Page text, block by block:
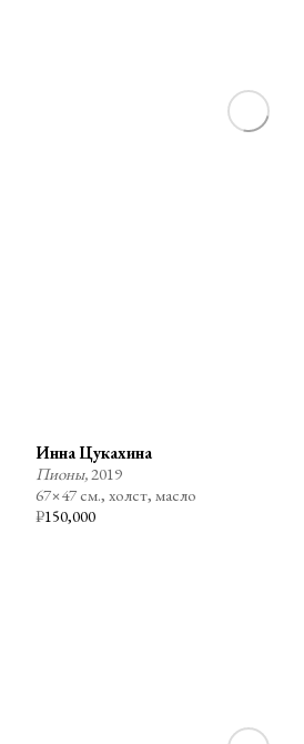
₽150,000
Инна Цукахина
Пионы, 2019
67×47 см., холст, масло